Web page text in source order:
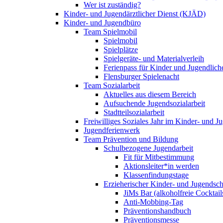
Wer ist zuständig?
Kinder- und Jugendärztlicher Dienst (KJÄD)
Kinder- und Jugendbüro
Team Spielmobil
Spielmobil
Spielplätze
Spielgeräte- und Materialverleih
Ferienpass für Kinder und
Flensburger Spielenacht
Team Sozialarbeit
Aktuelles aus diesem Bereich
Aufsuchende Jugendsozialarbeit
Stadtteilsozialarbeit
Freiwilliges Soziales Jahr im Kinder- und
Jugendferienwerk
Team Prävention und Bildung
Schulbezogene Jugendarbeit
Fit für Mitbestimmung
Aktionsleiter*in werden
Klassenfindungstage
Erzieherischer Kinder- und
JiMs Bar (alkoholfreie
Anti-Mobbing-Tag
Präventionshandbuch
Präventionsmesse